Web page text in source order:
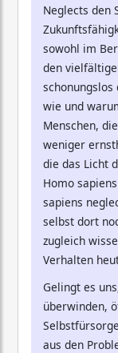
Neglects den
sowohl im
den
wie und
Menschen,
weniger
die das Licht
Homo
sapiens
selbst dort
zugleich
Verhalten
Gelingt es
überwinden,
aus den